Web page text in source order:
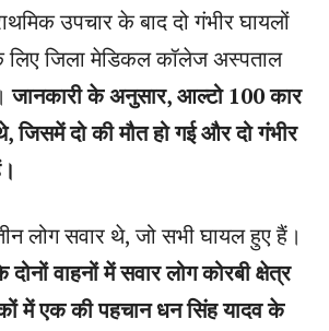
उपचार के बाद दो गंभीर घायलों
लिए जिला मेडिकल कॉलेज अस्पताल
जानकारी के अनुसार, आल्टो 100 कार
जिसमें दो की मौत हो गई और दो गंभीर
लोग सवार थे, जो सभी घायल हुए हैं।
दोनों वाहनों में सवार लोग कोरबी क्षेत्र
में एक की पहचान धन सिंह यादव के